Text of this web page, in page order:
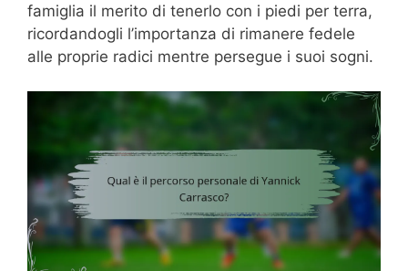
famiglia il merito di tenerlo con i piedi per terra,
ricordandogli l’importanza di rimanere fedele
alle proprie radici mentre persegue i suoi sogni.